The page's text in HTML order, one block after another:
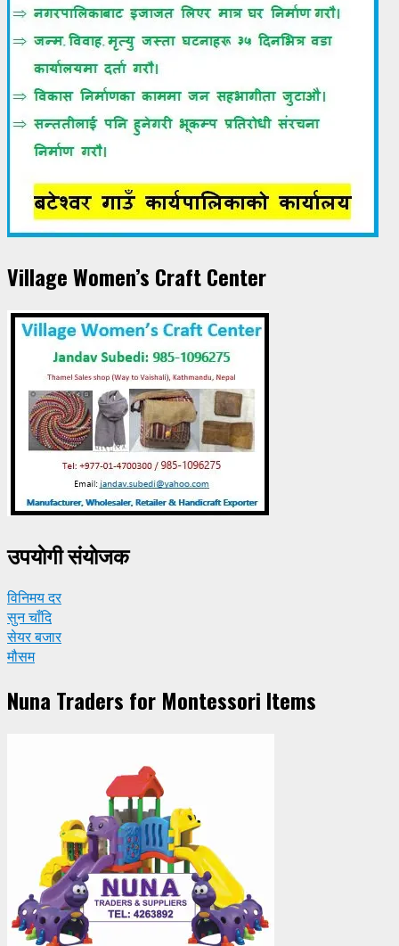
Village Women’s Craft Center
उपयाेगी संयाेजक
विनिमय दर
सुन चाँदि
सेयर बजार
मौसम
Nuna Traders for Montessori Items